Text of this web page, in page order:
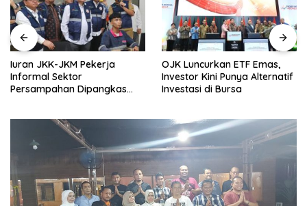
Iuran JKK-JKM Pekerja
Informal Sektor
Persampahan Dipangkas
OJK Luncurkan ETF Emas,
Investor Kini Punya Alternatif
Investasi di Bursa